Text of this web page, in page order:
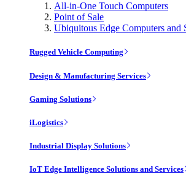
All-in-One Touch Computers
Point of Sale
Ubiquitous Edge Computers and
Rugged Vehicle Computing
Design & Manufacturing Services
Gaming Solutions
iLogistics
Industrial Display Solutions
IoT Edge Intelligence Solutions and Services